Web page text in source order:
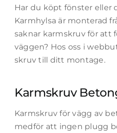
Har du köpt fönster eller
Karmhylsa är monterad
saknar karmskruv för att
väggen? Hos oss i
skruv till ditt montage.
Karmskruv
Karmskruv för vägg av
medför att ingen plugg